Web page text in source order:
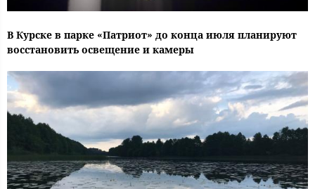
В Курске в парке «Патриот» до конца июля планируют
восстановить освещение и камеры